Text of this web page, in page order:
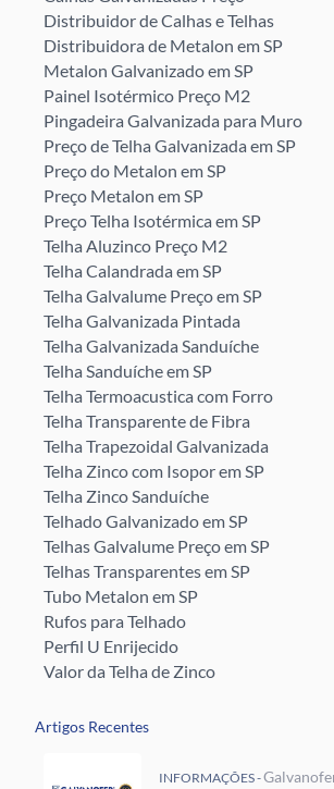
Distribuidor de Calhas e Telhas
Distribuidora de Metalon em SP
Metalon Galvanizado em SP
Painel Isotérmico Preço M2
Pingadeira Galvanizada para Muro
Preço de Telha Galvanizada em SP
Preço do Metalon em SP
Preço Metalon em SP
Preço Telha Isotérmica em SP
Telha Aluzinco Preço M2
Telha Calandrada em SP
Telha Galvalume Preço em SP
Telha Galvanizada Pintada
Telha Galvanizada Sanduíche
Telha Sanduíche em SP
Telha Termoacustica com Forro
Telha Transparente de Fibra
Telha Trapezoidal Galvanizada
Telha Zinco com Isopor em SP
Telha Zinco Sanduíche
Telhado Galvanizado em SP
Telhas Galvalume Preço em SP
Telhas Transparentes em SP
Tubo Metalon em SP
Rufos para Telhado
Perfil U Enrijecido
Valor da Telha de Zinco
Rufo para Muro
Artigos Recentes
INFORMAÇÕES -